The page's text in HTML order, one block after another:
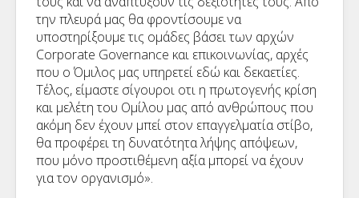
την πλευρά μας θα φροντίσουμε να
υποστηρίξουμε τις ομάδες βάσει των αρχών
Corporate Governance και επικοινωνίας, αρχές
που ο Όμιλος μας υπηρετεί εδώ και δεκαετίες.
Τέλος, είμαστε σίγουροι οτι η πρωτογενής κρίση
και μελέτη του Ομίλου μας από ανθρώπους που
ακόμη δεν έχουν μπεί στον επαγγελματία στίβο,
θα προφέρει τη δυνατότητα λήψης απόψεων,
που μόνο προστιθέμενη αξία μπορεί να έχουν
για τον οργανισμό».